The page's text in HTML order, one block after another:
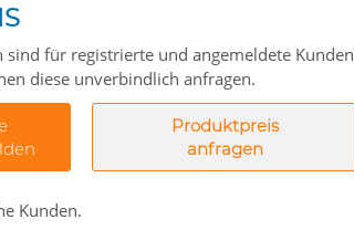
sind für registrierte und angemeldete Kunden
diese unverbindlich anfragen.
Produktpreis
anfragen
Kunden.